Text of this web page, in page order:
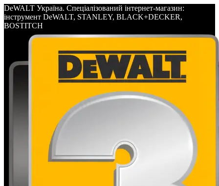
DeWALT Україна. Спеціалізований інтернет-магазин:
інструмент DeWALT, STANLEY, BLACK+DECKER,
BOSTITCH